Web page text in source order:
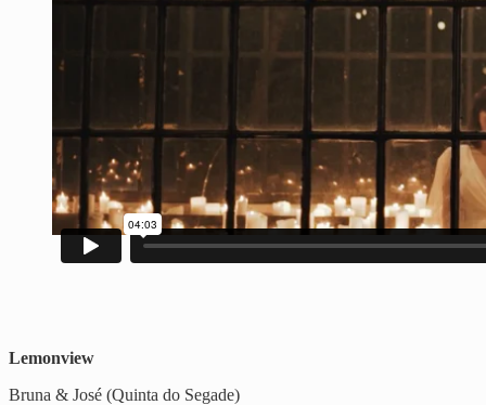
Lemonview
Bruna & José (Quinta do Segade)